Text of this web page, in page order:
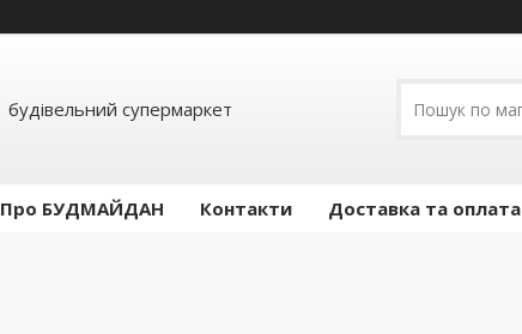
будівельний супермаркет
Про БУДМАЙДАН Контакти Доставка та оплата